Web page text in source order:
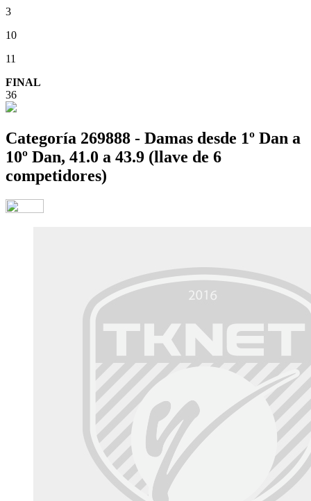
3
10
11
FINAL
36
Categoría 269888 - Damas desde 1º Dan a
10º Dan, 41.0 a 43.9 (llave de 6
competidores)